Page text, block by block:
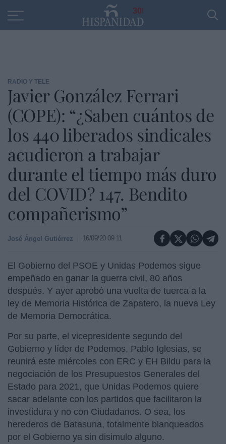
30
RADIO Y TELE
Javier González Ferrari
(COPE): “¿Saben cuántos de
los 440 liberados sindicales
acudieron a trabajar
durante el tiempo más duro
del COVID? 147. Bendito
compañerismo”
José Ángel Gutiérrez 16/09/20 09:11
El Gobierno del PSOE y Unidas Podemos sigue
empeñado en ganar la guerra civil, 80 años
después. Y ayer aprobó una vuelta de tuerca a la
ley de Memoria Histórica de Zapatero, la nueva Ley
de Memoria Democrática.
Por su parte, el vicepresidente segundo del
Gobierno y líder de Podemos, Pablo Iglesias, se
reunirá este miércoles con ERC y EH Bildu para la
negociación de los Presupuestos Generales del
Estado para 2021, que Unidas Podemos quiere
sacar adelante con los partidos que facilitaron la
investidura y no con Ciudadanos. O sea, los
herederos de Batasuna, totalmente blanqueados
por el Gobierno ya sin disimulo alguno.